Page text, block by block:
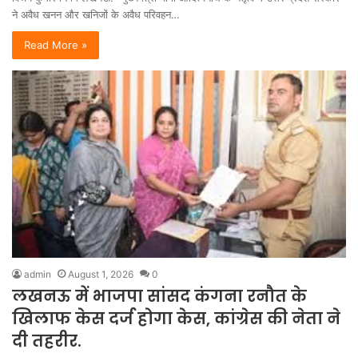
ने अवैध खनन और खनिजों के अवैध परिवहन…
Read More »
admin August 1, 2026 0
लखनऊ में भाजपा सांसद कंगना रनौत के
खिलाफ केस दर्ज होगा केस, कांग्रेस की नेता ने
दी तहरीर.